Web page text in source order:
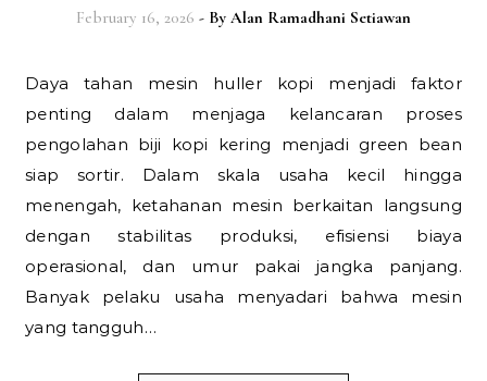
February 16, 2026 - By Alan Ramadhani Setiawan
Daya tahan mesin huller kopi menjadi faktor
penting dalam menjaga kelancaran proses
pengolahan biji kopi kering menjadi green bean
siap sortir. Dalam skala usaha kecil hingga
menengah, ketahanan mesin berkaitan langsung
dengan stabilitas produksi, efisiensi biaya
operasional, dan umur pakai jangka panjang.
Banyak pelaku usaha menyadari bahwa mesin
yang tangguh…